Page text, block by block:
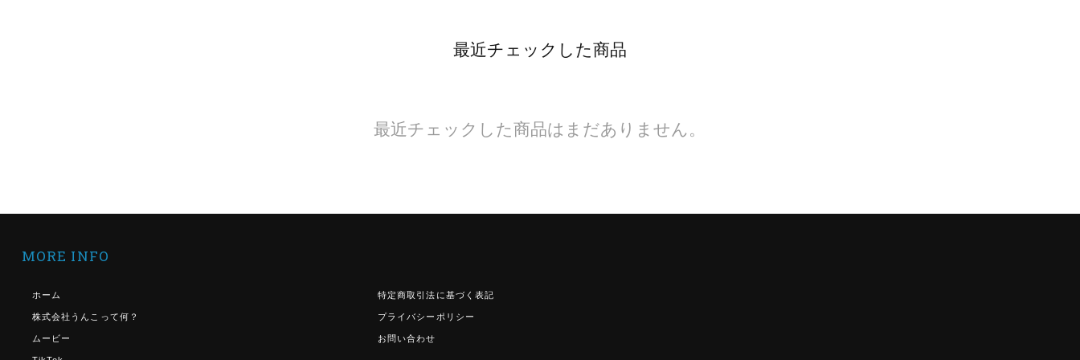
最近チェックした商品
最近チェックした商品はまだありません。
MORE INFO
ホーム
株式会社うんこって何？
ムービー
特定商取引法に基づく表記
プライバシーポリシー
お問い合わせ